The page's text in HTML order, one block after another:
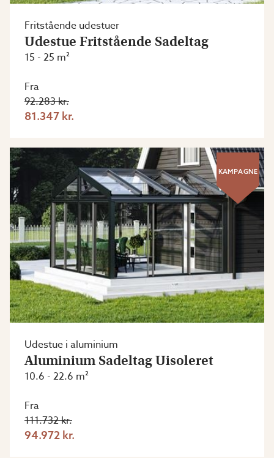
Fritstående udestuer
Udestue Fritstående Sadeltag
15 - 25 m²
Fra
92.283 kr.
81.347 kr.
KAMPAGNE
Udestue i aluminium
Aluminium Sadeltag Uisoleret
10.6 - 22.6 m²
Fra
111.732 kr.
94.972 kr.